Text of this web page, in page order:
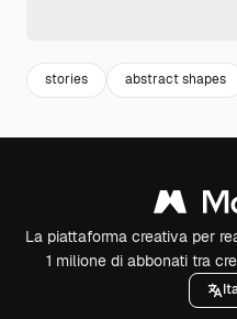
stories abstract shapes
La piattaforma creativa per
1 milione di abbonati tra